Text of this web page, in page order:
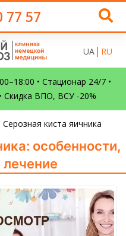
77 57
UA RU
• Стационар 24/7 •
Скидка ВПО, ВСУ -20%
Серозная киста яичника
особенности,